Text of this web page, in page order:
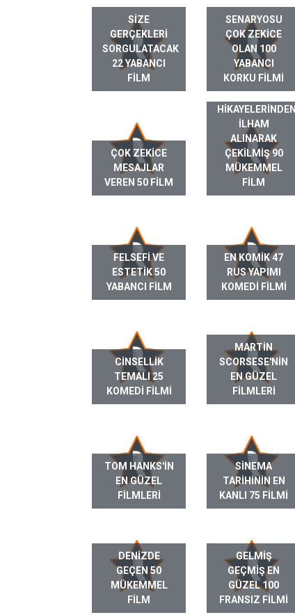
SIZE
GERÇEKLERI
SORGULATACAK
22 YABANCI
FILM
SENARYOSU
ÇOK ZEKICE
OLAN 100
YABANCI
KORKU FILMI
ÇOK ZEKICE
MESAJLAR
VEREN 50 FILM
GERÇEK HAYAT
HIKAYELERINDEN
ILHAM
ALINARAK
ÇEKILMIŞ 90
MÜKEMMEL
FILM
FELSEFI VE
ESTETIK 50
YABANCI FILM
EN KOMIK 47
RUS YAPIMI
KOMEDI FILMI
CINSELLIK
TEMALI 25
KOMEDI FILMI
MARTIN
SCORSESE'NIN
EN GÜZEL
FILMLERI
TOM HANKS'IN
EN GÜZEL
FILMLERI
SINEMA
TARIHININ EN
KANLI 75 FILMI
DENIZDE
GEÇEN 50
MÜKEMMEL
FILM
GELMIŞ
GEÇMIŞ EN
GÜZEL 100
FRANSIZ FILMI